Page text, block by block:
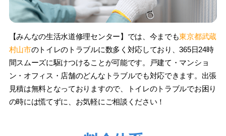
【みんなの生活水道修理センター】では、今までも東京都武蔵
村山市のトイレのトラブルに数多く対応しており、365日24時
間スムーズに駆けつけることが可能です。戸建て・マンショ
ン・オフィス・店舗のどんなトラブルでも対応できます。出張
見積は無料となっておりますので、トイレのトラブルでお困り
の時には慌てずに、お気軽にご相談ください！